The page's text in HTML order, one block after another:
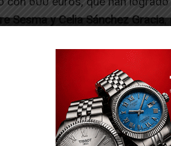
Sesma y Celia Sánchez Gracia,
de dolor en conejos durante